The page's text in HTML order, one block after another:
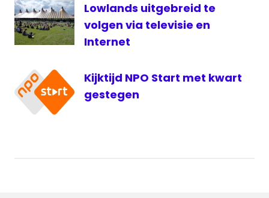
Lowlands uitgebreid te
volgen via televisie en
Internet
Kijktijd NPO Start met kwart
gestegen